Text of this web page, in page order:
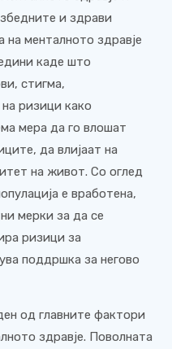
и здрави
менталното здравје
каде што
стигма,
ризици како
мера да го влошат
да влијаат на
на живот. Со оглед
е вработена,
мерки за да се
ризици за
поддршка за негово
од главните фактори
здравје. Поволната